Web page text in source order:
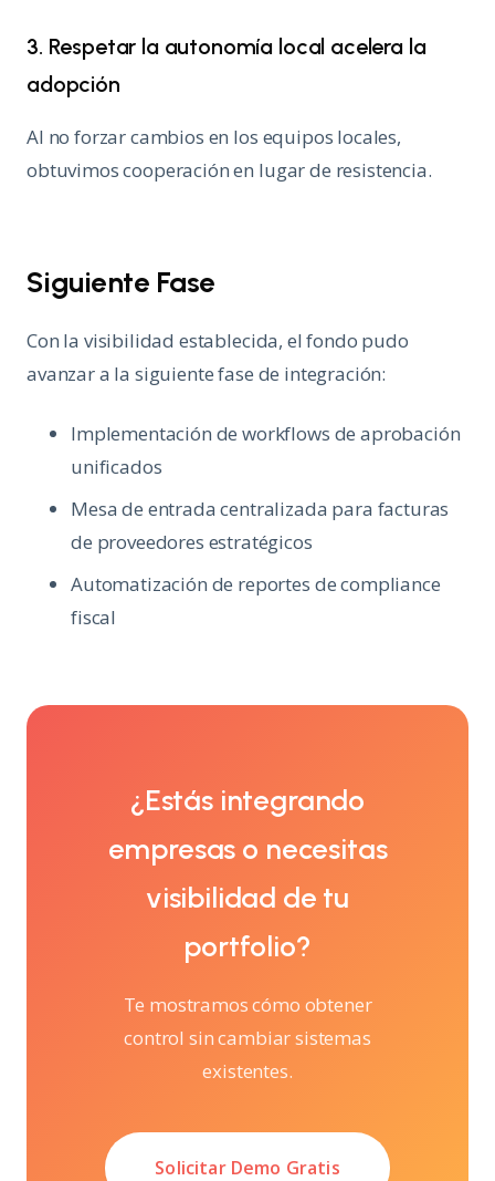
3. Respetar la autonomía local acelera la
adopción
Al no forzar cambios en los equipos locales,
obtuvimos cooperación en lugar de resistencia.
Siguiente Fase
Con la visibilidad establecida, el fondo pudo
avanzar a la siguiente fase de integración:
Implementación de workflows de aprobación
unificados
Mesa de entrada centralizada para facturas
de proveedores estratégicos
Automatización de reportes de compliance
fiscal
¿Estás integrando
empresas o necesitas
visibilidad de tu
portfolio?
Te mostramos cómo obtener
control sin cambiar sistemas
existentes.
Solicitar Demo Gratis